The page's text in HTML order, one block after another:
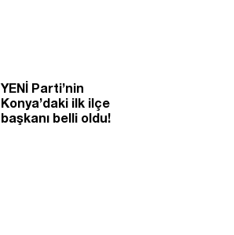
YENİ Parti’nin
Konya’daki ilk ilçe
başkanı belli oldu!